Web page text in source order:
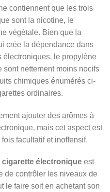
contiennent que les trois
sont la nicotine, le
végétale. Bien que la
crée la dépendance dans
électroniques, le propylène
nettement moins nocifs
chimiques énumérés ci-
ordinaires.
ajouter des arômes à
mais cet aspect est
facultatif et inoffensif.
cigarette électronique est
de contrôler les niveaux de
le faire soit en achetant son